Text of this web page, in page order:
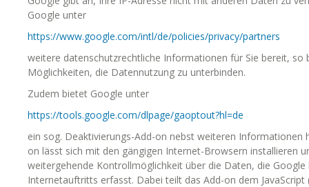
Google unter
https://www.google.com/intl/de/policies/privacy/partners
weitere datenschutzrechtliche Informationen für Sie bereit, so
Möglichkeiten, die Datennutzung zu unterbinden.
Zudem bietet Google unter
https://tools.google.com/dlpage/gaoptout?hl=de
ein sog. Deaktivierungs-Add-on nebst weiteren Informationen
on lässt sich mit den gängigen Internet-Browsern installieren
weitergehende Kontrollmöglichkeit über die Daten, die Google
Internetauftritts erfasst. Dabei teilt das Add-on dem JavaScript